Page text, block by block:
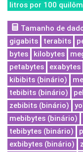
litros por 100
Tamanho de
gigabits
terabits
bytes
kilobytes
petabytes
exabytes
kibibits (binário)
tebibits (binário)
zebibits (binário)
mebibytes (binário)
tebibytes (binário)
exbibytes (binário)